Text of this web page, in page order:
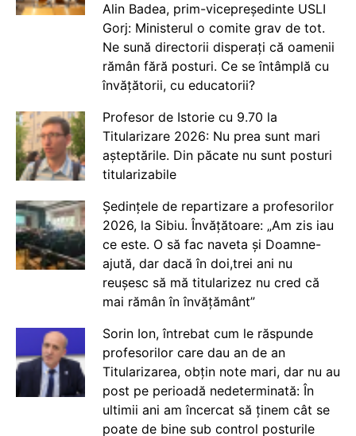
Alin Badea, prim-vicepreședinte USLI
Gorj: Ministerul o comite grav de tot.
Ne sună directorii disperați că oamenii
rămân fără posturi. Ce se întâmplă cu
învățătorii, cu educatorii?
Profesor de Istorie cu 9.70 la
Titularizare 2026: Nu prea sunt mari
așteptările. Din păcate nu sunt posturi
titularizabile
Ședințele de repartizare a profesorilor
2026, la Sibiu. Învățătoare: „Am zis iau
ce este. O să fac naveta și Doamne-
ajută, dar dacă în doi,trei ani nu
reușesc să mă titularizez nu cred că
mai rămân în învățământ”
Sorin Ion, întrebat cum le răspunde
profesorilor care dau an de an
Titularizarea, obțin note mari, dar nu au
post pe perioadă nedeterminată: În
ultimii ani am încercat să ținem cât se
poate de bine sub control posturile